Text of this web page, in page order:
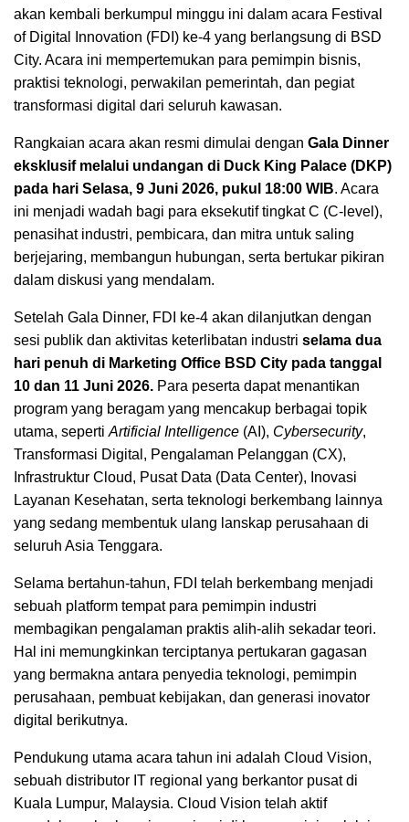
akan kembali berkumpul minggu ini dalam acara Festival
of Digital Innovation (FDI) ke-4 yang berlangsung di BSD
City. Acara ini mempertemukan para pemimpin bisnis,
praktisi teknologi, perwakilan pemerintah, dan pegiat
transformasi digital dari seluruh kawasan.
Rangkaian acara akan resmi dimulai dengan Gala Dinner
eksklusif melalui undangan di Duck King Palace (DKP)
pada hari Selasa, 9 Juni 2026, pukul 18:00 WIB. Acara
ini menjadi wadah bagi para eksekutif tingkat C (C-level),
penasihat industri, pembicara, dan mitra untuk saling
berjejaring, membangun hubungan, serta bertukar pikiran
dalam diskusi yang mendalam.
Setelah Gala Dinner, FDI ke-4 akan dilanjutkan dengan
sesi publik dan aktivitas keterlibatan industri selama dua
hari penuh di Marketing Office BSD City pada tanggal
10 dan 11 Juni 2026. Para peserta dapat menantikan
program yang beragam yang mencakup berbagai topik
utama, seperti Artificial Intelligence (AI), Cybersecurity,
Transformasi Digital, Pengalaman Pelanggan (CX),
Infrastruktur Cloud, Pusat Data (Data Center), Inovasi
Layanan Kesehatan, serta teknologi berkembang lainnya
yang sedang membentuk ulang lanskap perusahaan di
seluruh Asia Tenggara.
Selama bertahun-tahun, FDI telah berkembang menjadi
sebuah platform tempat para pemimpin industri
membagikan pengalaman praktis alih-alih sekadar teori.
Hal ini memungkinkan terciptanya pertukaran gagasan
yang bermakna antara penyedia teknologi, pemimpin
perusahaan, pembuat kebijakan, dan generasi inovator
digital berikutnya.
Pendukung utama acara tahun ini adalah Cloud Vision,
sebuah distributor IT regional yang berkantor pusat di
Kuala Lumpur, Malaysia. Cloud Vision telah aktif